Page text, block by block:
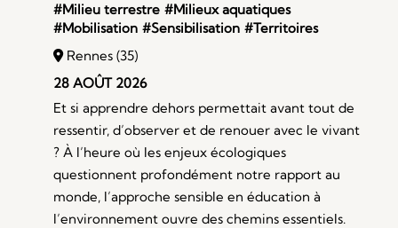
#Milieu terrestre #Milieux aquatiques
#Mobilisation #Sensibilisation #Territoires
Rennes (35)
28 AOÛT 2026
Et si apprendre dehors permettait avant tout de
ressentir, d’observer et de renouer avec le vivant
? À l’heure où les enjeux écologiques
questionnent profondément notre rapport au
monde, l’approche sensible en éducation à
l’environnement ouvre des chemins essentiels.